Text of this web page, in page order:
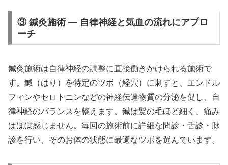
③ 鍼灸施術 — 自律神経と気血の流れにアプロ
ーチ
鍼灸施術は自律神経の調整に直接働きかけられる施術で
す。鍼（はり）を特定のツボ（経穴）に刺すと、エンドル
フィンやセロトニンなどの神経伝達物質の分泌を促し、自
律神経のバランスを整えます。鍼は髪の毛ほど細く、痛み
はほぼ感じません。毎回の施術前に詳細な問診・舌診・脉
診を行い、そのお体の状態に最適なツボを選んでいます。